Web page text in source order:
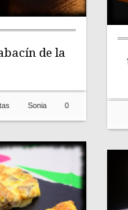
de la
0
Sonia